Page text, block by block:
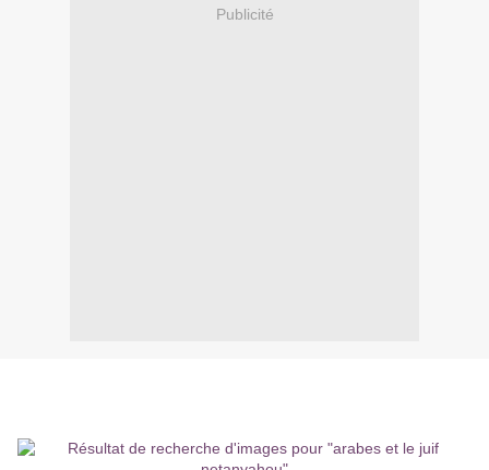
Publicité